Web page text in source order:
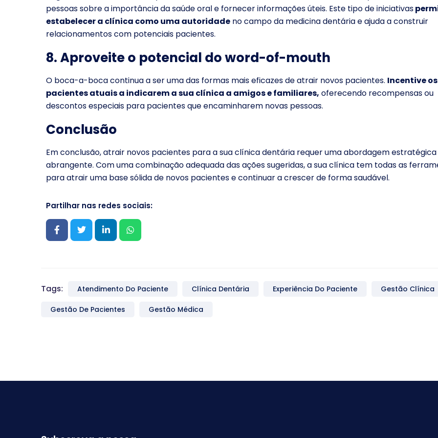
pessoas sobre a importância da saúde oral e fornecer informações úteis. Este tipo de iniciativas
estabelecer a clínica como uma autoridade no campo da medicina dentária e ajuda a construir
relacionamentos com potenciais pacientes.
8. Aproveite o potencial do word-of-mouth
O boca-a-boca continua a ser uma das formas mais eficazes de atrair novos pacientes. Incentive
pacientes atuais a indicarem a sua clínica a amigos e familiares, oferecendo recompensas ou
descontos especiais para pacientes que encaminharem novas pessoas.
Conclusão
Em conclusão, atrair novos pacientes para a sua clínica dentária requer uma abordagem
abrangente. Com uma combinação adequada das ações sugeridas, a sua clínica tem todas as
para atrair uma base sólida de novos pacientes e continuar a crescer de forma saudável.
Partilhar nas redes sociais:
Tags: Atendimento Do Paciente Clínica Dentária Experiência Do Paciente Gestão Clínica
Gestão De Pacientes Gestão Médica